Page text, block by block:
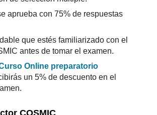
aprueba con 75% de respuestas
que estés familiarizado con el
antes de tomar el examen.
Online preparatorio
un 5% de descuento en el
COSMIC